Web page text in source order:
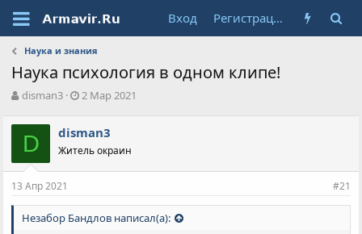
Вход Регистрация
Наука и знания
Наука психология в одном клипе!
А
т
о
р
т
е
ы
disman3
Д
а
н
л
а
2 Мар 2021
D disman3
Житель окраин
13 Апр 2021 #21
Незабор Бандлов написал(а):